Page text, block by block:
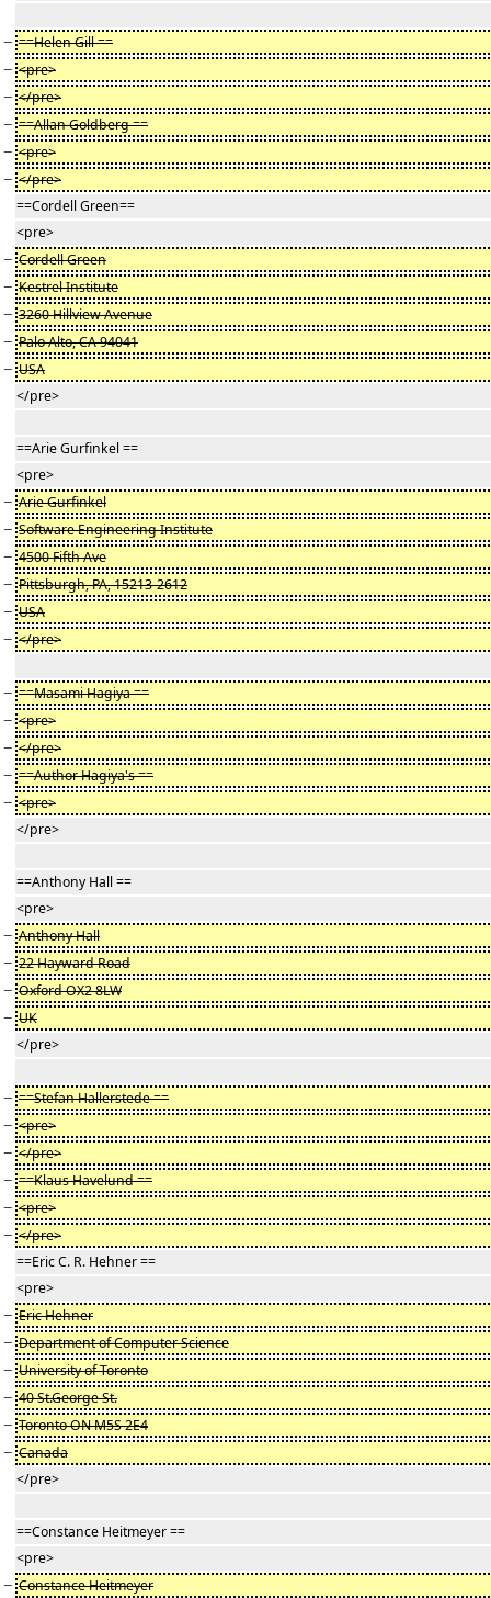
− ==Helen Gill ==
− <pre>
− </pre>
− ==Allan Goldberg ==
− <pre>
− </pre>
==Cordell Green==
<pre>
− Cordell Green
− Kestrel Institute
− 3260 Hillview Avenue
− Palo Alto, CA 94041
− USA
</pre>
==Arie Gurfinkel ==
<pre>
− Arie Gurfinkel
− Software Engineering Institute
− 4500 Fifth Ave
− Pittsburgh, PA, 15213-2612
− USA
− </pre>
− ==Masami Hagiya ==
− <pre>
− </pre>
− ==Author Hagiya's ==
− <pre>
</pre>
==Anthony Hall ==
<pre>
− Anthony Hall
− 22 Hayward Road
− Oxford OX2 8LW
− UK
</pre>
− ==Stefan Hallerstede ==
− <pre>
− </pre>
− ==Klaus Havelund ==
− <pre>
− </pre>
==Eric C. R. Hehner ==
<pre>
− Eric Hehner
− Department of Computer Science
− University of Toronto
− 40 St.George St.
− Toronto ON M5S 2E4
− Canada
</pre>
==Constance Heitmeyer ==
<pre>
− Constance Heitmeyer